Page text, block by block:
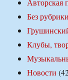
Без рубрики
Клубы,
Новости